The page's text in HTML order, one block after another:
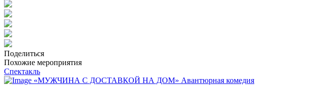
Поделиться
Похожие мероприятия
Спектакль
«МУЖЧИНА С ДОСТАВКОЙ НА ДОМ» Авантюрная комедия